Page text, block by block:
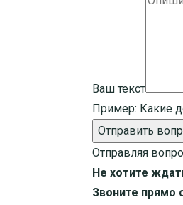
Ваш текст
Пример: Какие
Отправить
Отправляя
Не хотите
Звоните прямо